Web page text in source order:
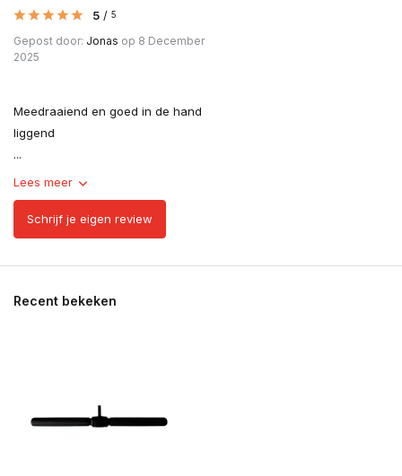
5 / 5
Gepost door: Jonas op 8 December
2025
Meedraaiend en goed in de hand
liggend
...
Lees meer
Schrijf je eigen review
Recent bekeken